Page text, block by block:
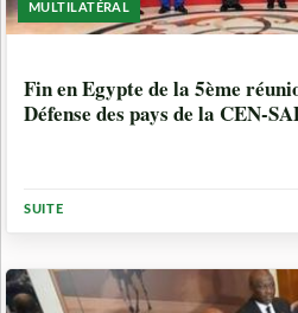
MULTILATÉRAL
Fin en Egypte de la 5ème
Défense des pays de la CEN-
SUITE